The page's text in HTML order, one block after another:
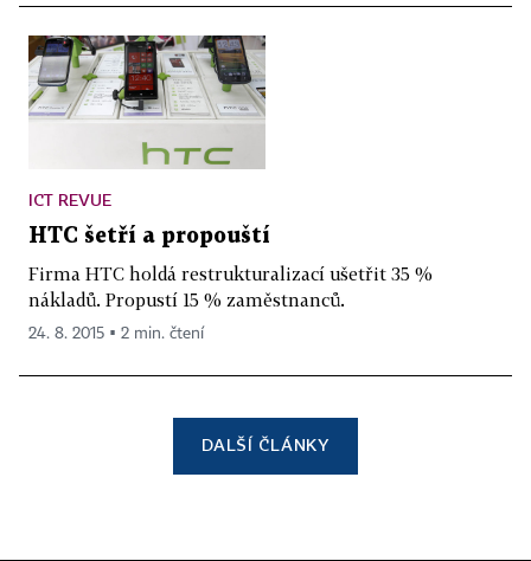
ICT REVUE
HTC šetří a propouští
Firma HTC holdá restrukturalizací ušetřit 35 %
nákladů. Propustí 15 % zaměstnanců.
24. 8. 2015 ▪ 2 min. čtení
DALŠÍ ČLÁNKY